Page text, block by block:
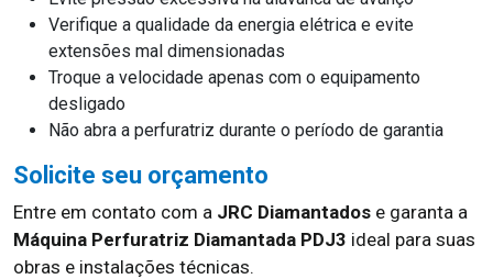
Verifique a qualidade da energia elétrica e evite
extensões mal dimensionadas
Troque a velocidade apenas com o equipamento
desligado
Não abra a perfuratriz durante o período de garantia
Solicite seu orçamento
Entre em contato com a JRC Diamantados e garanta a
Máquina Perfuratriz Diamantada PDJ3 ideal para suas
obras e instalações técnicas.